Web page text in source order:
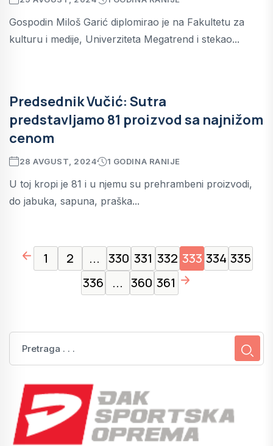
Gospodin Miloš Garić diplomirao je na Fakultetu za
kulturu i medije, Univerziteta Megatrend i stekao...
Predsednik Vučić: Sutra
predstavljamo 81 proizvod sa najnižom
cenom
28 AVGUST, 2024 1 GODINA RANIJE
U toj kropi je 81 i u njemu su prehrambeni proizvodi,
do jabuka, sapuna, praška...
page left arrow
1 2 ... 330 331 332 333 334 335
336
... 360 361